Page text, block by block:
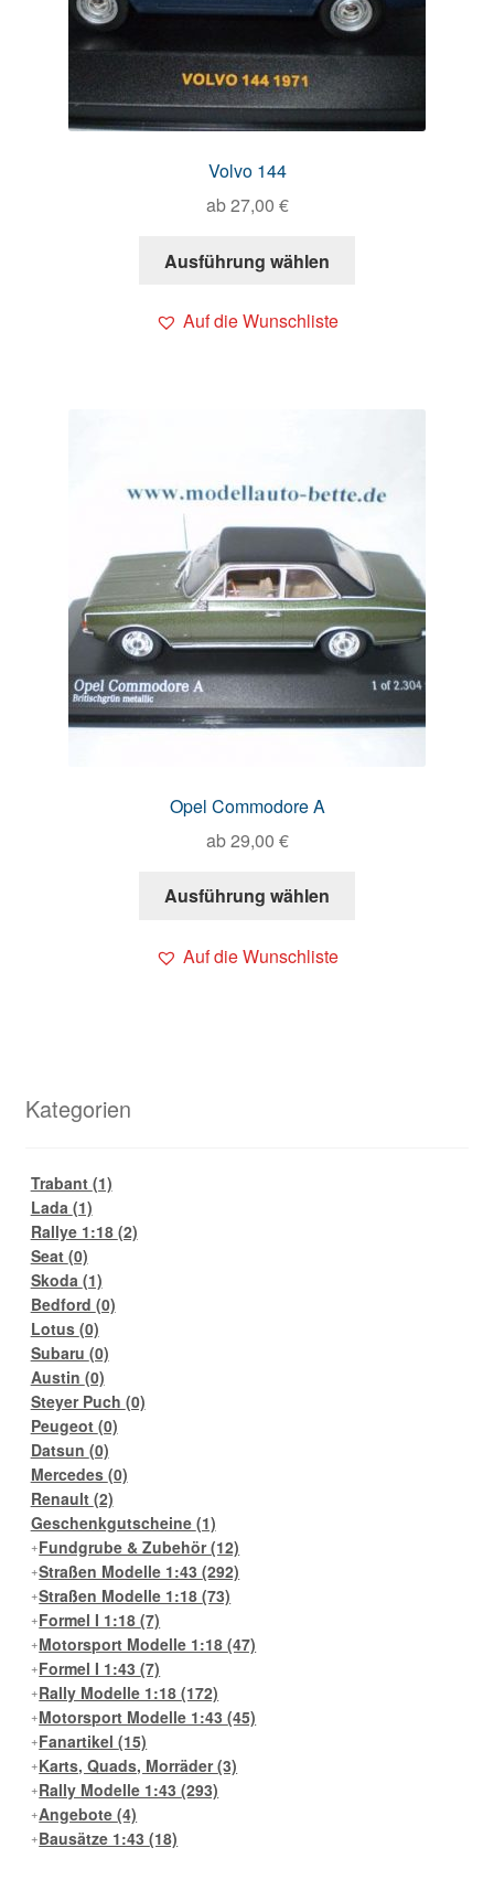
Volvo 144
ab27,00 €
Ausführung wählen
Auf die Wunschliste
Opel Commodore A
ab29,00 €
Ausführung wählen
Auf die Wunschliste
Kategorien
Trabant (1)
Lada (1)
Rallye 1:18 (2)
Seat (0)
Skoda (1)
Bedford (0)
Lotus (0)
Subaru (0)
Austin (0)
Steyer Puch (0)
Peugeot (0)
Datsun (0)
Mercedes (0)
Renault (2)
Geschenkgutscheine (1)
Fundgrube & Zubehör(12)
Straßen Modelle 1:43(292)
Straßen Modelle 1:18(73)
Formel I 1:18(7)
Motorsport Modelle 1:18(47)
Formel I 1:43(7)
Rally Modelle 1:18(172)
Motorsport Modelle 1:43(45)
Fanartikel(15)
Karts, Quads, Morräder(3)
Rally Modelle 1:43(293)
Angebote(4)
Bausätze 1:43(18)